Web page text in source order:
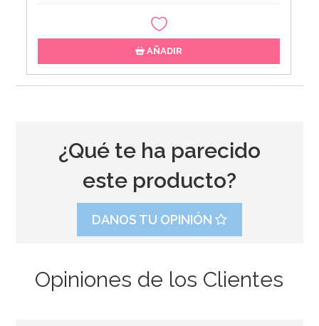
AÑADIR
¿Qué te ha parecido
este producto?
DANOS TU OPINIÓN
Opiniones de los Clientes